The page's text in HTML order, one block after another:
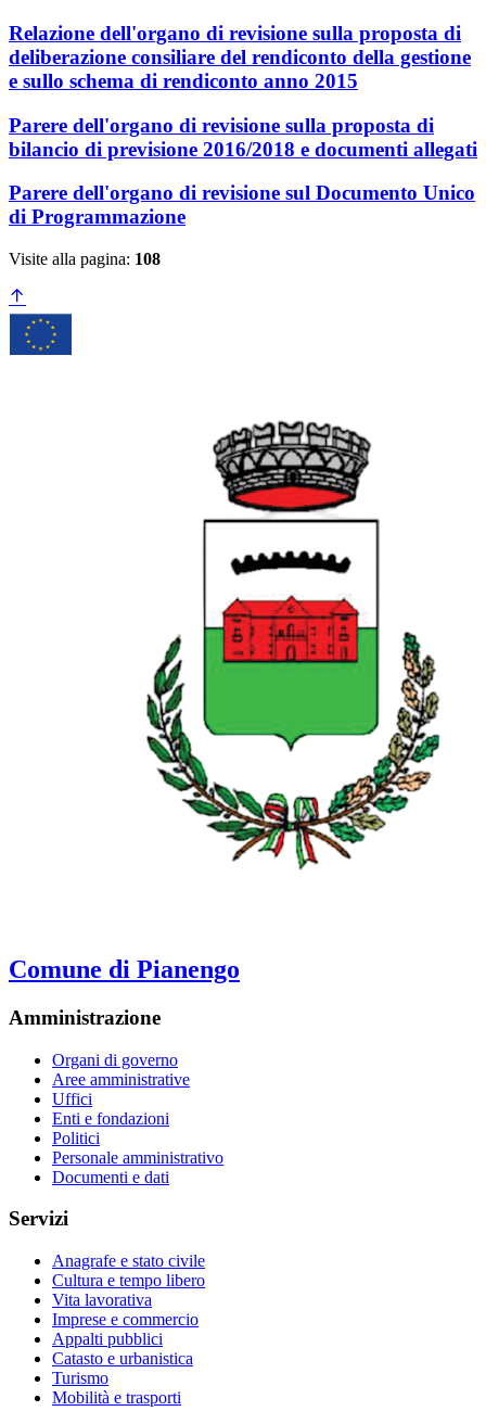
Relazione dell'organo di revisione sulla proposta di
deliberazione consiliare del rendiconto della gestione
e sullo schema di rendiconto anno 2015
Parere dell'organo di revisione sulla proposta di
bilancio di previsione 2016/2018 e documenti allegati
Parere dell'organo di revisione sul Documento Unico
di Programmazione
Visite alla pagina: 108
Comune di Pianengo
Amministrazione
Organi di governo
Aree amministrative
Uffici
Enti e fondazioni
Politici
Personale amministrativo
Documenti e dati
Servizi
Anagrafe e stato civile
Cultura e tempo libero
Vita lavorativa
Imprese e commercio
Appalti pubblici
Catasto e urbanistica
Turismo
Mobilità e trasporti